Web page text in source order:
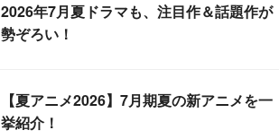
2026年7月夏ドラマも、注目作＆話題作が
勢ぞろい！
【夏アニメ2026】7月期夏の新アニメを一
挙紹介！